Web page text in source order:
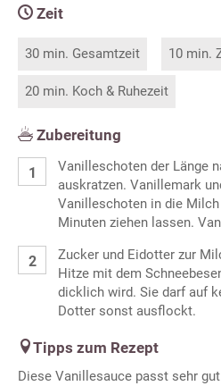
Zeit
30 min. Gesamtzeit 10 min.
20 min. Koch & Ruhezeit
Zubereitung
Vanilleschoten der Länge
auskratzen. Vanillemark
Vanilleschoten in die Milch
Minuten ziehen lassen.
Zucker und Eidotter zur
Hitze mit dem
dicklich wird. Sie darf auf
Dotter sonst ausflockt.
Tipps zum Rezept
Diese Vanillesauce passt sehr